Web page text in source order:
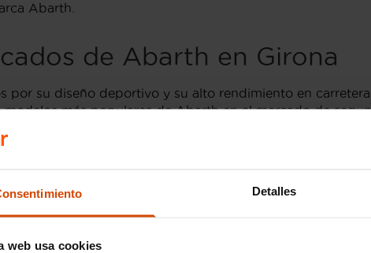
Detalles
web usa cookies
Abarth.
de Abarth en Girona
por su diseño deportivo y su alto rendimiento en
modelos más populares de Abarth en el mercado de
modelo combina un diseño compacto con una
variantes, el Abarth 595 es famoso por su oferta de
de los descapotables, el 124 Spider proporciona una